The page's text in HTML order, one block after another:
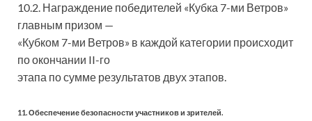
10.2. Награждение победителей «Кубка 7-ми Ветров»
главным призом —
«Кубком 7-ми Ветров» в каждой категории происходит
по окончании II-го
этапа по сумме результатов двух этапов.
11. Обеспечение безопасности участников и зрителей.